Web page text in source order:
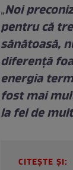
„Noi
pentru că
sănătoasă,
diferență
energia
fost mai
la fel de
CITEȘTE ȘI: